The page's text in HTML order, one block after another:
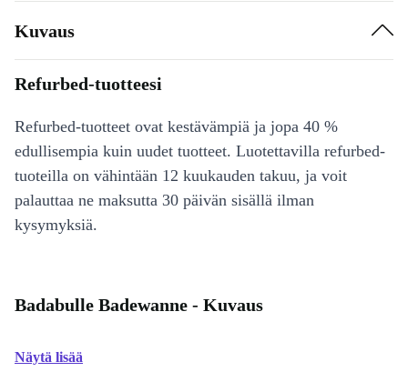
Kuvaus
Refurbed-tuotteesi
Refurbed-tuotteet ovat kestävämpiä ja jopa 40 %
edullisempia kuin uudet tuotteet. Luotettavilla refurbed-
tuoteilla on vähintään 12 kuukauden takuu, ja voit
palauttaa ne maksutta 30 päivän sisällä ilman
kysymyksiä.
Badabulle Badewanne - Kuvaus
Näytä lisää